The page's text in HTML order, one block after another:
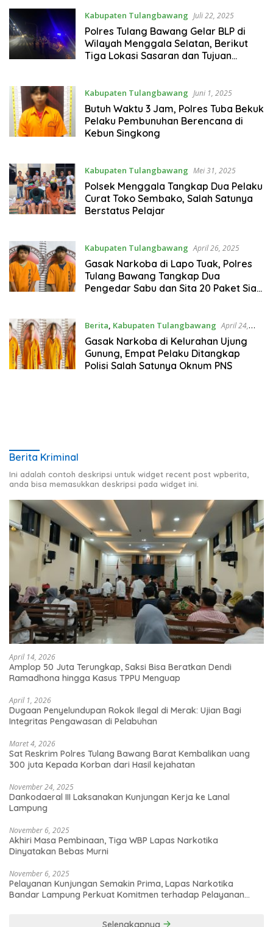
Kabupaten Tulangbawang Juli 22, 2025
Polres Tulang Bawang Gelar BLP di
Wilayah Menggala Selatan, Berikut
Tiga Lokasi Sasaran dan Tujuan
Kabupaten Tulangbawang Juni 1, 2025
Butuh Waktu 3 Jam, Polres Tuba Bekuk
Pelaku Pembunuhan Berencana di
Kebun Singkong
Kabupaten Tulangbawang Mei 31, 2025
Polsek Menggala Tangkap Dua Pelaku
Curat Toko Sembako, Salah Satunya
Berstatus Pelajar
Kabupaten Tulangbawang April 26, 2025
Gasak Narkoba di Lapo Tuak, Polres
Tulang Bawang Tangkap Dua
Pengedar Sabu dan Sita 20 Paket Siap
Berita, Kabupaten Tulangbawang April 24,
2025
Gasak Narkoba di Kelurahan Ujung
Gunung, Empat Pelaku Ditangkap
Polisi Salah Satunya Oknum PNS
Berita Kriminal
Ini adalah contoh deskripsi untuk widget recent post wpberita,
anda bisa memasukkan deskripsi pada widget ini.
April 14, 2026
Amplop 50 Juta Terungkap, Saksi Bisa Beratkan Dendi
Ramadhona hingga Kasus TPPU Menguap
April 1, 2026
Dugaan Penyelundupan Rokok Ilegal di Merak: Ujian Bagi
Integritas Pengawasan di Pelabuhan
Maret 4, 2026
Sat Reskrim Polres Tulang Bawang Barat Kembalikan uang
300 juta Kepada Korban dari Hasil kejahatan
November 24, 2025
Dankodaeral III Laksanakan Kunjungan Kerja ke Lanal
Lampung
November 6, 2025
Akhiri Masa Pembinaan, Tiga WBP Lapas Narkotika
Dinyatakan Bebas Murni
November 6, 2025
Pelayanan Kunjungan Semakin Prima, Lapas Narkotika
Bandar Lampung Perkuat Komitmen terhadap Pelayanan
Selengkapnya